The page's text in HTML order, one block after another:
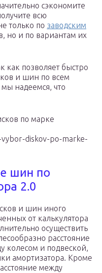
сэкономите
всю
только по заводским
но и по вариантам их
как позволяет быстро
и шин по всем
надеемся, что
по марке
diskov-po-marke-
шин по
2.0
и шин иного
от калькулятора
осуществить
расстояние
колесом и подвеской,
амортизатора. Кроме
между